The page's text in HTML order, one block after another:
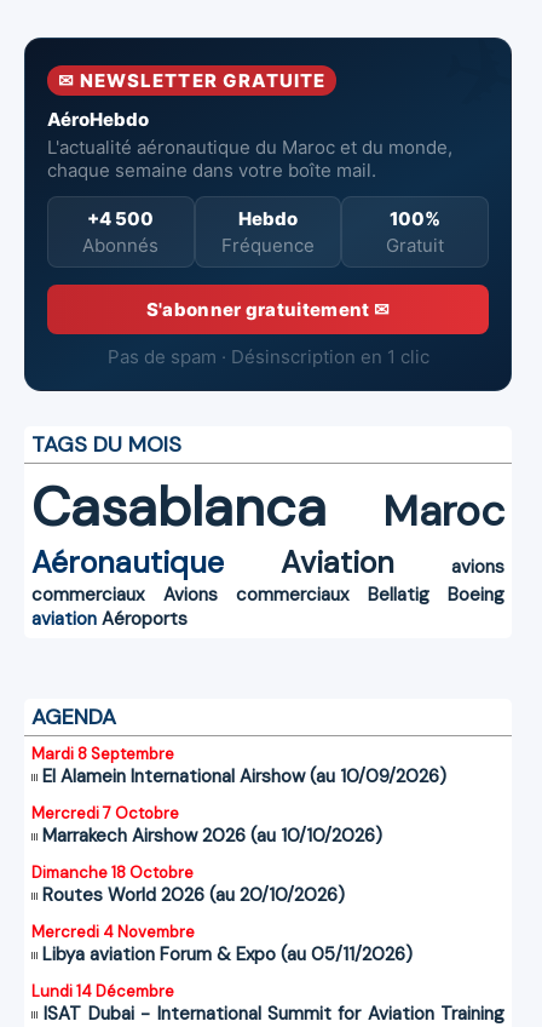
incendie
la surveillance
aériennes.
neufs à Royal Air
✉ NEWSLETTER GRATUITE
AéroHebdo
L'actualité aéronautique du Maroc et du monde,
chaque semaine dans votre boîte mail.
+4 500
Abonnés
Hebdo
Fréquence
100%
Gratuit
S'abonner gratuitement ✉
Pas de spam · Désinscription en 1 clic
TAGS DU MOIS
Casablanca Maroc
Aéronautique Aviation
avions
commerciaux
Avions commerciaux Bellatig
Boeing
aviation Aéroports
AGENDA
Mardi 8 Septembre
El Alamein International Airshow (au 10/09/2026)
Mercredi 7 Octobre
Marrakech Airshow 2026 (au 10/10/2026)
Dimanche 18 Octobre
Routes World 2026 (au 20/10/2026)
Mercredi 4 Novembre
Libya aviation Forum & Expo (au 05/11/2026)
Lundi 14 Décembre
ISAT Dubai - International Summit for Aviation Training